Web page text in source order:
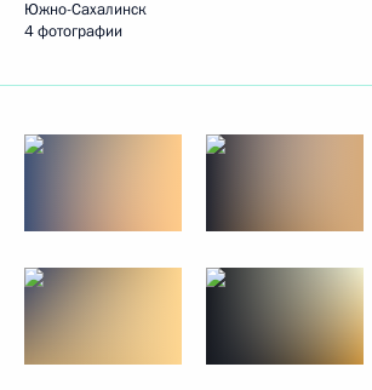
Южно-Сахалинск
4 фотографии